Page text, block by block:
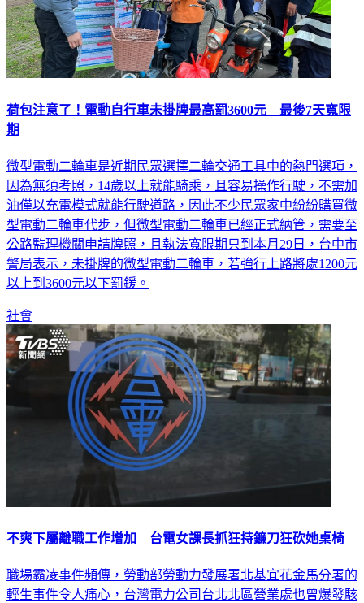
荷包注意了！電動自行車未掛牌最高罰3600元 最後7天寬限
微型電動二輪車是近期民眾選擇二輪交通工具中的熱門選項，
因為無須考照，14歲以上就能騎乘，且容易操作行駛，不需加
油僅以充電模式就能行駛道路，因此不少民眾家中紛紛購買微
型電動二輪車代步，但微型電動二輪車已經正式納管，需要至
公路監理機關申請牌照，且執法寬限期只到本月29日，台中市
警局表示，未掛牌的微型電動二輪車，若強行上路將處1200元
社會
職場霸凌事件頻傳，勞動部勞動力發展署北基宜花金馬分署的